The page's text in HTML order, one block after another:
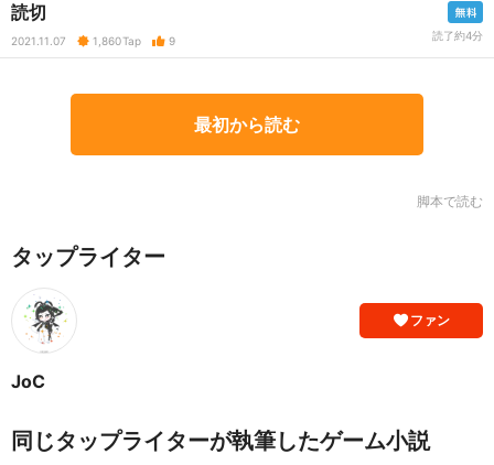
読切
2021.11.07 1,860Tap 9 読了約4分
最初から読む
脚本で読む
タップライター
ファン
JoC
同じタップライターが執筆したゲーム小説